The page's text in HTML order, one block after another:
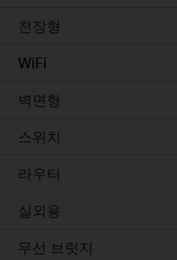
천장형
WiFi
벽면형
스위치
라우터
실외용
무선 브릿지